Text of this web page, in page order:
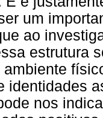
um
ao
estrutura
ambiente
identidades
nos